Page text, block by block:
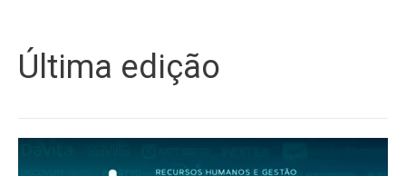
Última edição